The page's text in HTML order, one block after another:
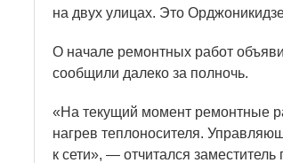
на двух улицах. Это
О начале ремонтных работ
сообщили далеко за полночь.
«На текущий момент ремонтные
нагрев теплоносителя.
к сети», — отчитался